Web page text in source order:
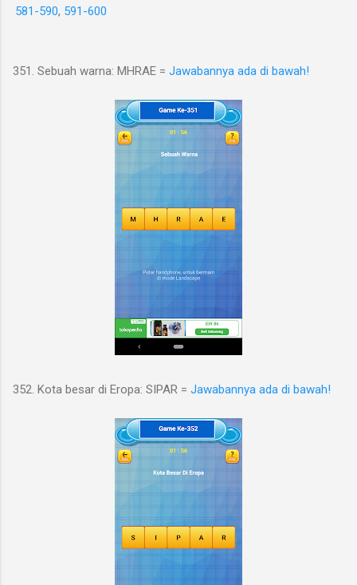
581-590, 591-600
351. Sebuah warna: MHRAE = Jawabannya ada di bawah!
352. Kota besar di Eropa: SIPAR = Jawabannya ada di bawah!